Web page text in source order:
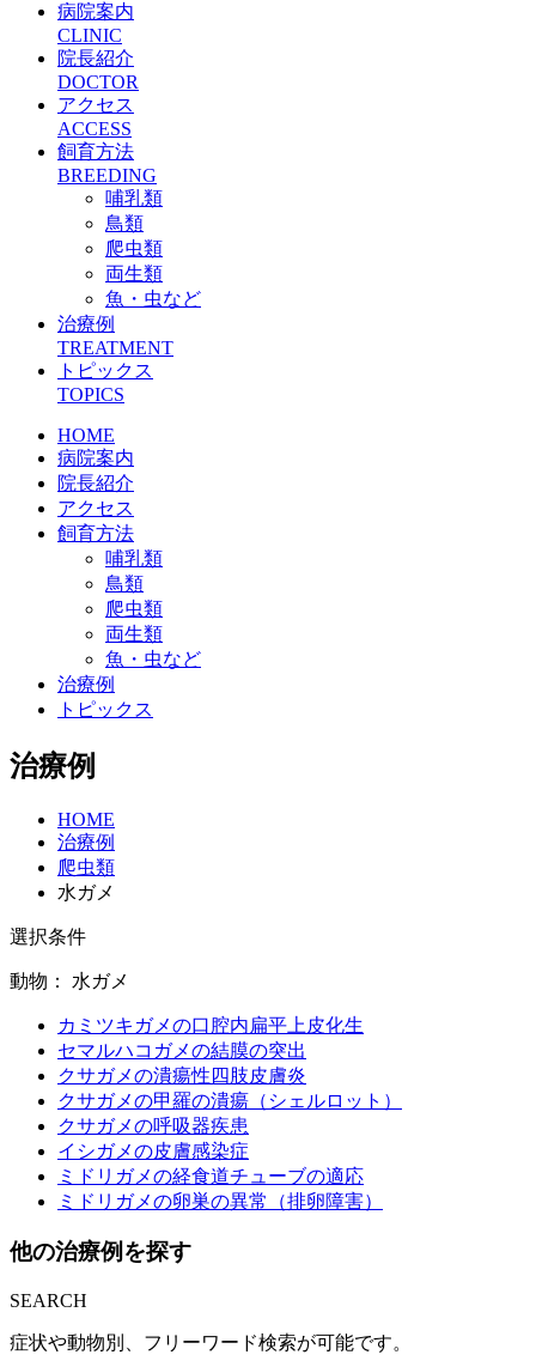
病院案内
CLINIC
院長紹介
DOCTOR
アクセス
ACCESS
飼育方法
BREEDING
哺乳類
鳥類
爬虫類
両生類
魚・虫など
治療例
TREATMENT
トピックス
TOPICS
HOME
病院案内
院長紹介
アクセス
飼育方法
哺乳類
鳥類
爬虫類
両生類
魚・虫など
治療例
トピックス
治療例
HOME
治療例
爬虫類
水ガメ
選択条件
動物： 水ガメ
カミツキガメの口腔内扁平上皮化生
セマルハコガメの結膜の突出
クサガメの潰瘍性四肢皮膚炎
クサガメの甲羅の潰瘍（シェルロット）
クサガメの呼吸器疾患
イシガメの皮膚感染症
ミドリガメの経食道チューブの適応
ミドリガメの卵巣の異常（排卵障害）
他の治療例を探す
SEARCH
症状や動物別、フリーワード検索が可能です。